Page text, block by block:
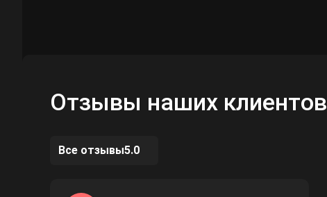
Отзывы наших клиентов
Все отзывы5.0